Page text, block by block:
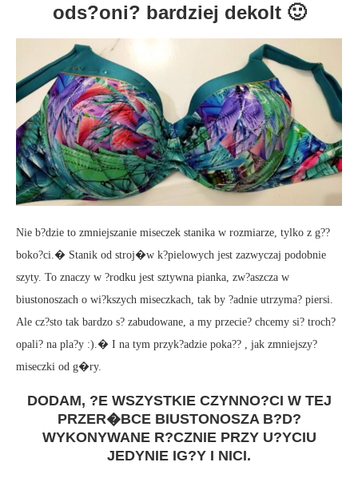
ods?oni? bardziej dekolt 🙂
Nie b?dzie to zmniejszanie miseczek stanika w rozmiarze, tylko z g??
boko?ci.� Stanik od stroj�w k?pielowych jest zazwyczaj podobnie
szyty. To znaczy w ?rodku jest sztywna pianka, zw?aszcza w
biustonoszach o wi?kszych miseczkach, tak by ?adnie utrzyma? piersi.
Ale cz?sto tak bardzo s? zabudowane, a my przecie? chcemy si? troch?
opali? na pla?y :).� I na tym przyk?adzie poka?? , jak zmniejszy?
miseczki od g�ry.
DODAM, ?E WSZYSTKIE CZYNNO?CI W TEJ
PRZER�BCE BIUSTONOSZA B?D?
WYKONYWANE R?CZNIE PRZY U?YCIU
JEDYNIE IG?Y I NICI.